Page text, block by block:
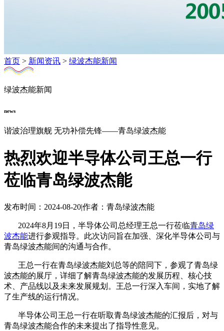
首页 > 新闻资讯 > 绿波杰能新闻
绿波杰能新闻
news
谐波治理旗舰 无功补偿先锋——青岛绿波杰能
热烈欢迎半导体公司王总一行
莅临青岛绿波杰能
发布时间：2024-08-20|作者：青岛绿波杰能
2024年8月19日，半导体公司总经理王总一行莅临青岛绿
波杰能进行参观指导。此次访问旨在加强、深化半导体公司与
青岛绿波杰能间的沟通与合作。
王总一行在青岛绿波杰能刘总等的陪同下，参观了青岛绿
波杰能的展厅，详细了解青岛绿波杰能的发展历程、核心技
术、产品线以及未来发展规划。王总一行深入车间，实地了解
了生产线的运行情况。
半导体公司王总一行在听取青岛绿波杰能的汇报后，对与
青岛绿波杰能合作的未来提出了指导性意见。